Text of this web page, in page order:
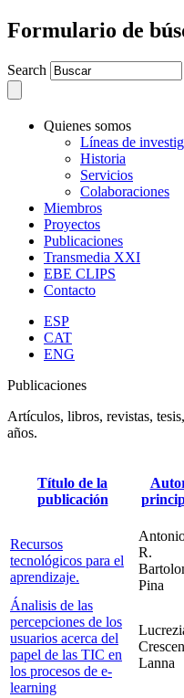
Formulario de
Search
Quienes somos
Líneas de
Historia
Servicios
Colaboraciones
Miembros
Proyectos
Publicaciones
Transmedia XXI
EBE CLIPS
Contacto
ESP
CAT
ENG
Publicaciones
Artículos, libros, revistas,
años.
Título de la
publicación
Recursos
tecnológicos para el
aprendizaje.
R.
Pina
Ánalisis de las
percepciones de los
usuarios acerca del
papel de las TIC en
los procesos de e-
learning
Lanna